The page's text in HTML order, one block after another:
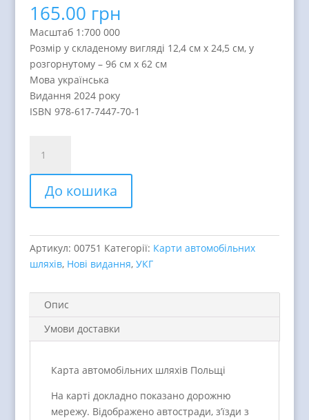
165.00 грн
Масштаб 1:700 000
Розмір у складеному вигляді 12,4 см х 24,5 см, у
розгорнутому – 96 см х 62 см
Мова українська
Видання 2024 року
ISBN 978-617-7447-70-1
автомобільних
шляхів
Польщі
quantity
До кошика
Артикул: 00751 Категорії: Карти автомобільних
шляхів, Нові видання, УКГ
Опис
Умови доставки
Карта автомобільних шляхів Польщі
На карті докладно показано дорожню
мережу. Відображено автостради, з’їзди з